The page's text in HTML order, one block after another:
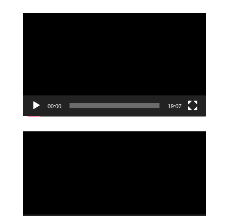
00:00 19:07